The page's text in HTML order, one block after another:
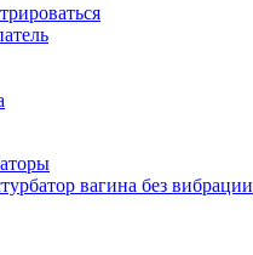
вагина без вибрации